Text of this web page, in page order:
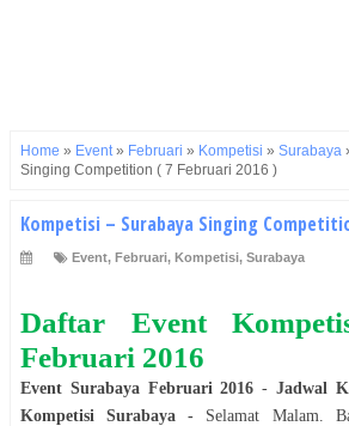
Home » Event» Februari » Kompetisi » Surabaya
Singing Competition ( 7 Februari 2016 )
Kompetisi – Surabaya Singing
Event, Februari, Kompetisi, Surabaya
Daftar Event
Februari 2016
Event Surabaya Februari 2016 - Jadwal
Kompetisi
Surabaya - Selamat Malam .